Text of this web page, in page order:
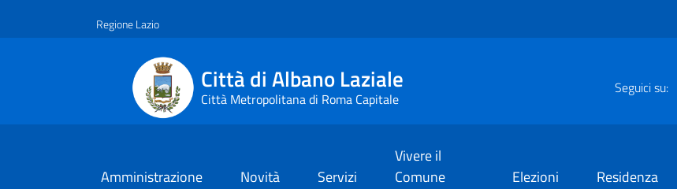
Regione Lazio
Città di Albano Laziale
Città Metropolitana di Roma Capitale
Seguici su:
Amministrazione Novità Servizi
Vivere il
Comune
Elezioni Residenza